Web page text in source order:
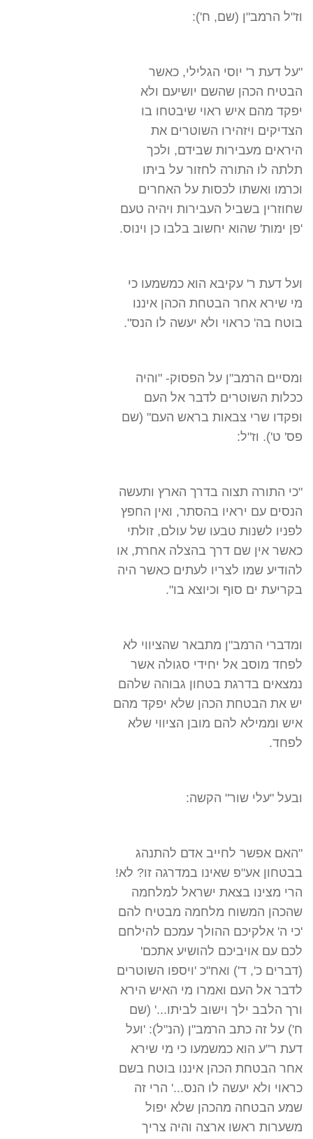
וז"ל הרמב"ן (שם, ח'):
"על דעת ר' יוסי הגלילי, כאשר
הבטיח הכהן שהשם יושיעם ולא
יפקד מהם איש ראוי שיבטחו בו
הצדיקים ויזהירו השוטרים את
היראים מעבירות שבידם, ולכך
תלתה לו התורה לחזור על ביתו
וכרמו ואשתו לכסות על האחרים
שחוזרין בשביל העבירות ויהיה טעם
'פן ימות' שהוא יחשוב בלבו כן וינוס.
ועל דעת ר' עקיבא הוא כמשמעו כי
מי שירא אחר הבטחת הכהן איננו
בוטח בה' כראוי ולא יעשה לו הנס".
ומסיים הרמב"ן על הפסוק- "והיה
ככלות השוטרים לדבר אל העם
ופקדו שרי צבאות בראש העם" (שם
פס' ט'). וז"ל:
"כי התורה תצוה בדרך הארץ ותעשה
הנסים עם יראיו בהסתר, ואין החפץ
לפניו לשנות טבעו של עולם, זולתי
כאשר אין שם דרך בהצלה אחרת, או
להודיע שמו לצריו לעתים כאשר היה
בקריעת ים סוף וכיוצא בו".
ומדברי הרמב"ן מתבאר שהציווי לא
לפחד מוסב אל יחידי סגולה אשר
נמצאים בדרגת בטחון גבוהה שלהם
יש את הבטחת הכהן שלא יפקד מהם
איש וממילא להם מובן הציווי שלא
לפחד.
ובעל "עלי שור" הקשה:
"האם אפשר לחייב אדם להתנהג
בבטחון אע"פ שאינו במדרגה זו? לא!
הרי מצינו בצאת ישראל למלחמה
שהכהן המשוח מלחמה מבטיח להם
'כי ה' אלקיכם ההולך עמכם להילחם
לכם עם אויביכם להושיע אתכם'
(דברים כ', ד') ואח"כ 'ויספו השוטרים
לדבר אל העם ואמרו מי האיש הירא
ורך הלבב ילך וישוב לביתו...' (שם
ח') על זה כתב הרמב"ן (הנ"ל): 'ועל
דעת ר"ע הוא כמשמעו כי מי שירא
אחר הבטחת הכהן איננו בוטח בשם
כראוי ולא יעשה לו הנס...' הרי זה
שמע הבטחה מהכהן שלא יפול
משערות ראשו ארצה והיה צריך